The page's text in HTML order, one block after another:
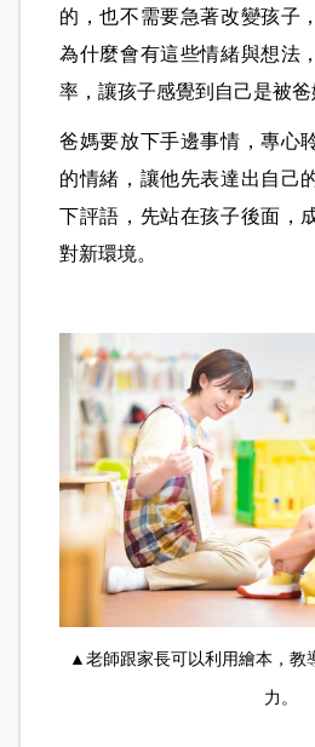
的，也不需要急著改變孩子
為什麼會有這些情緒與想法
率，讓孩子感覺到自己是被
爸媽要放下手邊事情，專心
的情緒，讓他先表達出自己
下評語，先站在孩子後面，
對新環境。
▲老師跟家長可以利用繪本，教
力。